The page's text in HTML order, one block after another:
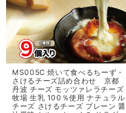
MS005C 焼いて食べるちーず・
さけるチーズ詰め合わせ 京都
丹波 チーズ モッツァレラチーズ
牧場 生乳 100％使用 ナチュラル
チーズ さけるチーズ プレーン 醤